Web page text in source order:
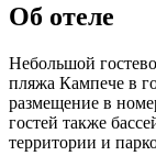
Об отеле
Небольшой
пляжа Кампече в
размещение в
гостей также
территории и